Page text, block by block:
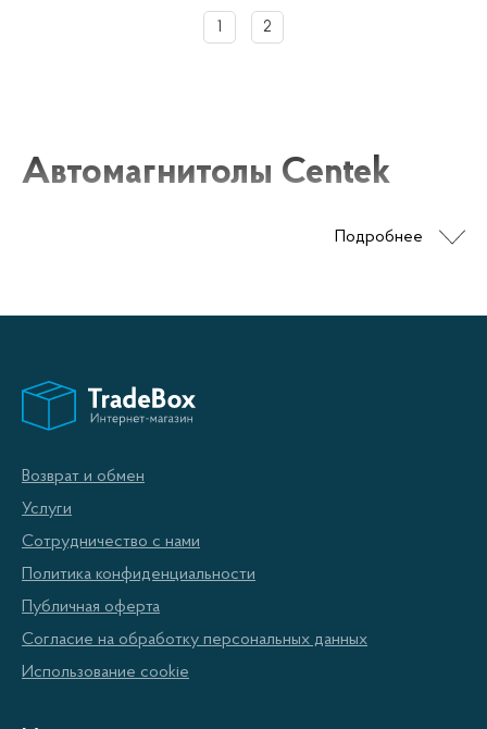
1 2
Подробнее
Автомагнитолы Centek
Centek - это известный производитель
Основные преимущества
Высокое качество звука.
Устойчивость к влиянию внешних факторов.
Отличное соотношение цены и качества.
Удобная простая установка.
Возврат и обмен
Услуги
Сотрудничество с нами
Политика конфиденциальности
Публичная оферта
Согласие на обработку персональных данных
Использование cookie